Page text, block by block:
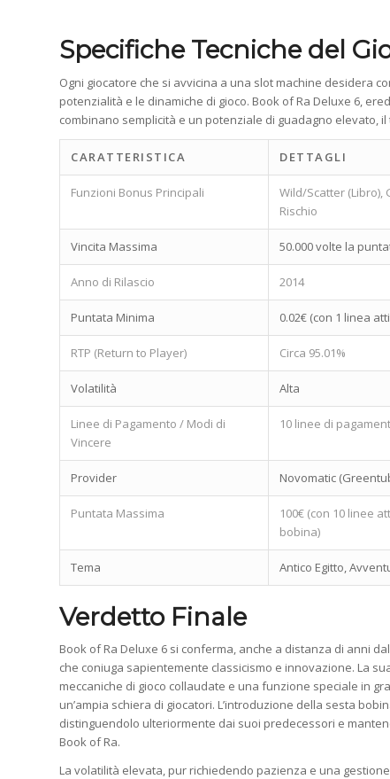
Specifiche Tecniche del
Ogni giocatore che si avvicina a una slot machine desidera
potenzialità e le dinamiche di gioco. Book of Ra Deluxe 6,
combinano semplicità e un potenziale di guadagno elevato,
CARATTERISTICA DETTAGLI
Funzioni Bonus Principali
Wild/Scatter (Libro),
Rischio
Vincita Massima 50.000 volte la
Anno di Rilascio 2014
Puntata Minima 0.02€ (con 1 linea
RTP (Return to Player) Circa 95.01%
Volatilità Alta
Linee di Pagamento / Modi di
Vincere
10 linee di
Provider Novomatic
Puntata Massima
100€ (con 10 linee
bobina)
Tema Antico Egitto,
Verdetto Finale
Book of Ra Deluxe 6 si conferma, anche a distanza di anni
che coniuga sapientemente classicismo e innovazione. La
meccaniche di gioco collaudate e una funzione speciale in
un’ampia schiera di giocatori. L’introduzione della sesta
distinguendolo ulteriormente dai suoi predecessori e
Book of Ra.
La volatilità elevata, pur richiedendo pazienza e una